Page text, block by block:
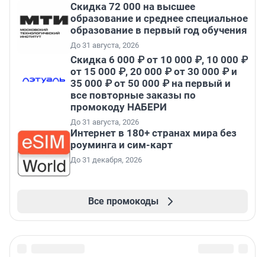
Скидка 72 000 на высшее
образование и среднее специальное
образование в первый год обучения
До 31 августа, 2026
Скидка 6 000 ₽ от 10 000 ₽, 10 000 ₽
от 15 000 ₽, 20 000 ₽ от 30 000 ₽ и
35 000 ₽ от 50 000 ₽ на первый и
все повторные заказы по
промокоду НАБЕРИ
До 31 августа, 2026
Интернет в 180+ странах мира без
роуминга и сим-карт
До 31 декабря, 2026
Все промокоды